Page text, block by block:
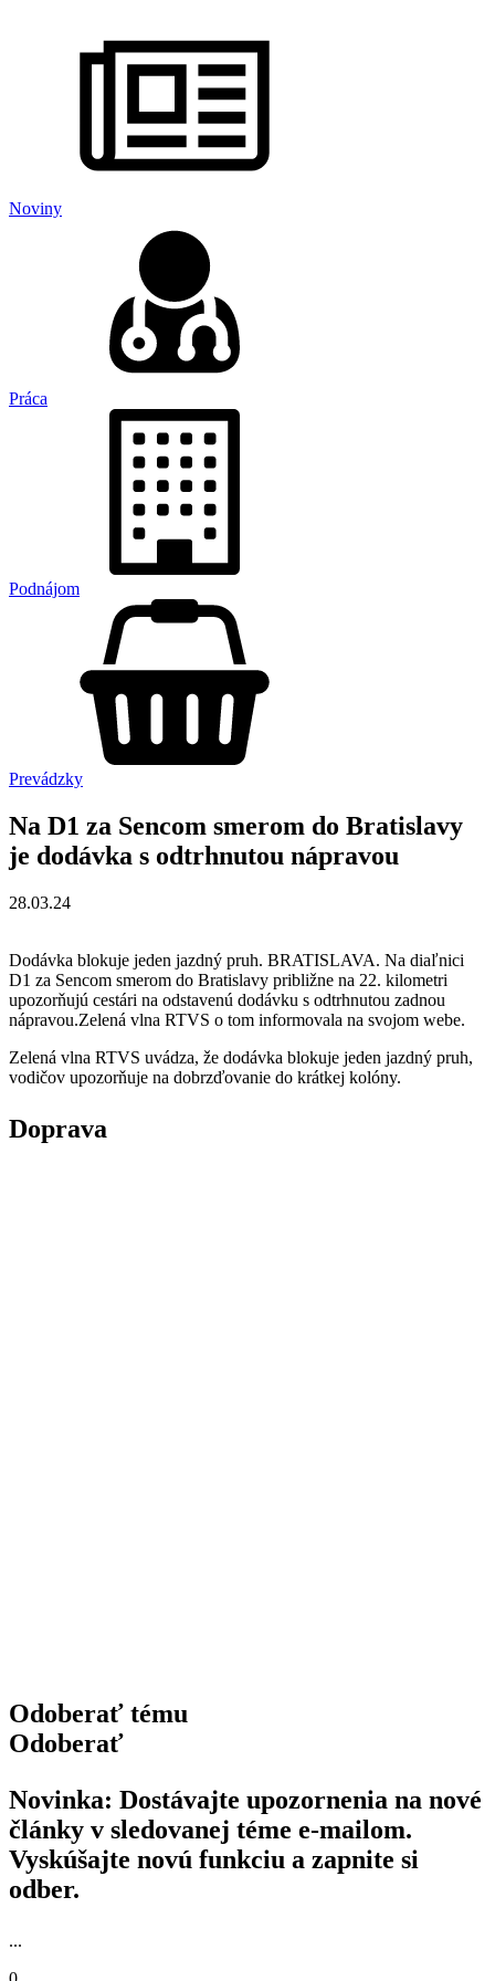
Noviny
Práca
Podnájom
Prevádzky
Na D1 za Sencom smerom do Bratislavy
je dodávka s odtrhnutou nápravou
28.03.24
Dodávka blokuje jeden jazdný pruh. BRATISLAVA. Na diaľnici
D1 za Sencom smerom do Bratislavy približne na 22. kilometri
upozorňujú cestári na odstavenú dodávku s odtrhnutou zadnou
nápravou.Zelená vlna RTVS o tom informovala na svojom webe.
Zelená vlna RTVS uvádza, že dodávka blokuje jeden jazdný pruh,
vodičov upozorňuje na dobrzďovanie do krátkej kolóny.
Doprava
Odoberať tému
Odoberať
Novinka: Dostávajte upozornenia na nové
články v sledovanej téme e-mailom.
Vyskúšajte novú funkciu a zapnite si
odber.
...